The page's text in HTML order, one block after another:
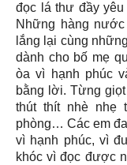
đọc lá thư đầy
Những hàng
lắng lại cùng
dành cho bố mẹ
òa vì hạnh phúc
bằng lời. Từng
thút thít nhè nhẹ
phòng… Các em
vì hạnh phúc, vì
khóc vì đọc được